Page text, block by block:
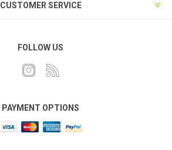
CUSTOMER SERVICE
FOLLOW US
PAYMENT OPTIONS